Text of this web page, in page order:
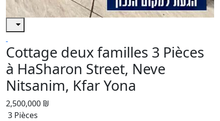
Cottage deux familles 3 Pièces
à HaSharon Street, Neve
Nitsanim, Kfar Yona
2,500,000 ₪
3 Pièces